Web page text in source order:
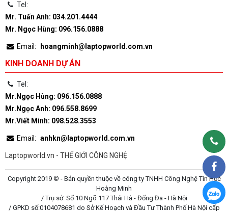
Tel:
Mr. Tuấn Anh: 034.201.4444
Mr. Ngọc Hùng: 096.156.0888
Email: hoangminh@laptopworld.com.vn
KINH DOANH DỰ ÁN
Tel:
Mr.Ngọc Hùng: 096.156.0888
Mr.Ngọc Anh: 096.558.8699
Mr.Viết Minh: 098.528.3553
Email: anhkn@laptopworld.com.vn
Laptopworld.vn - THẾ GIỚI CÔNG NGHỆ
Copyright 2019 © - Bản quyền thuộc về công ty TNHH Công Nghệ Tin Học
Hoàng Minh
/ Trụ sở: Số 10 Ngõ 117 Thái Hà - Đống Đa - Hà Nội
/ GPKD số:0104078681 do Sở Kế Hoạch và Đầu Tư Thành Phố Hà Nội cấp